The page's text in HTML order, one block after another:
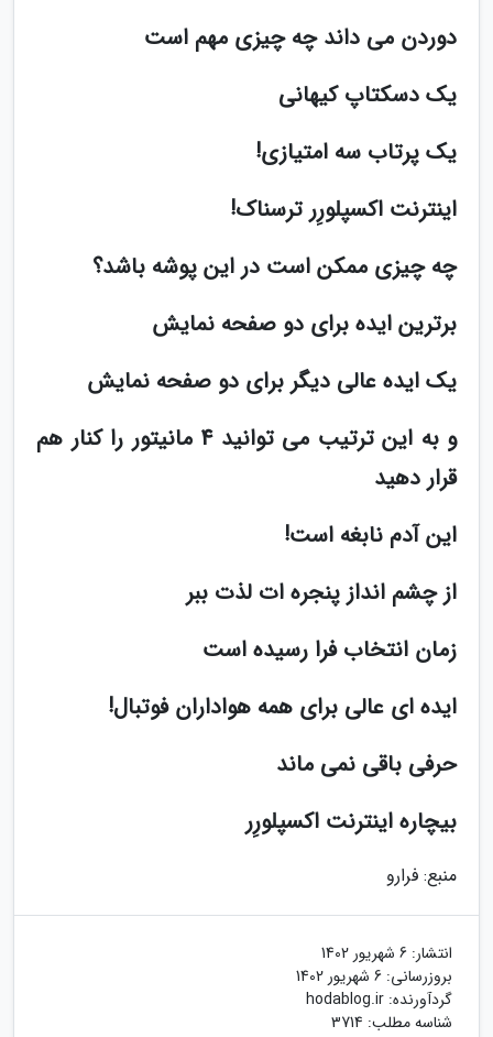
دوردن می داند چه چیزی مهم است
یک دسکتاپ کیهانی
یک پرتاب سه امتیازی!
اینترنت اکسپلورِر ترسناک!
چه چیزی ممکن است در این پوشه باشد؟
برترین ایده برای دو صفحه نمایش
یک ایده عالی دیگر برای دو صفحه نمایش
و به این ترتیب می توانید 4 مانیتور را کنار هم
قرار دهید
این آدم نابغه است!
از چشم انداز پنجره ات لذت ببر
زمان انتخاب فرا رسیده است
ایده ای عالی برای همه هواداران فوتبال!
حرفی باقی نمی ماند
بیچاره اینترنت اکسپلورِر
منبع: فرارو
انتشار: 6 شهریور 1402
بروزرسانی: 6 شهریور 1402
گردآورنده: hodablog.ir
شناسه مطلب: 3714